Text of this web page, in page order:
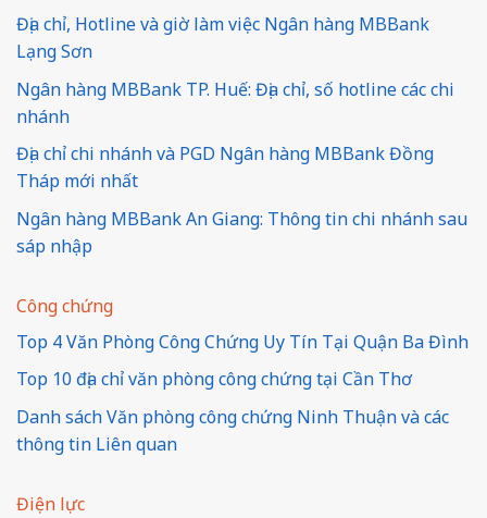
Địa chỉ, Hotline và giờ làm việc Ngân hàng MBBank
Lạng Sơn
Ngân hàng MBBank TP. Huế: Địa chỉ, số hotline các chi
nhánh
Địa chỉ chi nhánh và PGD Ngân hàng MBBank Đồng
Tháp mới nhất
Ngân hàng MBBank An Giang: Thông tin chi nhánh sau
sáp nhập
Công chứng
Top 4 Văn Phòng Công Chứng Uy Tín Tại Quận Ba Đình
Top 10 địa chỉ văn phòng công chứng tại Cần Thơ
Danh sách Văn phòng công chứng Ninh Thuận và các
thông tin Liên quan
Điện lực